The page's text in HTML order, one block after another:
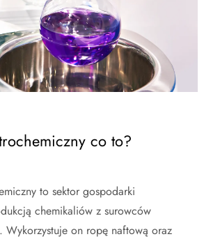
co to?
to sektor gospodarki
chemikaliów z surowców
Wykorzystuje on ropę naftową oraz